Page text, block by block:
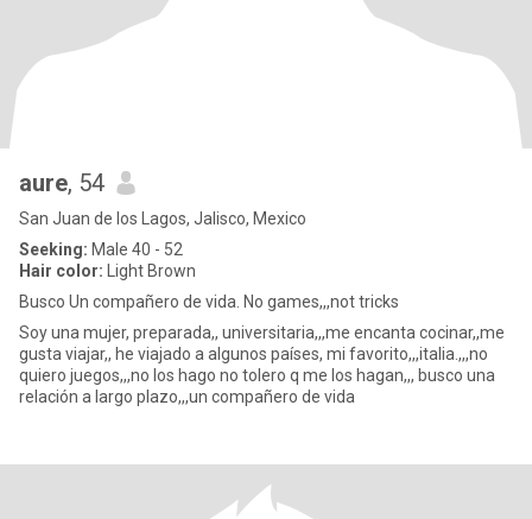
aure, 54
San Juan de los Lagos, Jalisco, Mexico
Seeking: Male 40 - 52
Hair color: Light Brown
Busco Un compañero de vida. No games,,,not tricks
Soy una mujer, preparada,, universitaria,,,me encanta cocinar,,me
gusta viajar,, he viajado a algunos países, mi favorito,,,italia.,,,no
quiero juegos,,,no los hago no tolero q me los hagan,,, busco una
relación a largo plazo,,,un compañero de vida